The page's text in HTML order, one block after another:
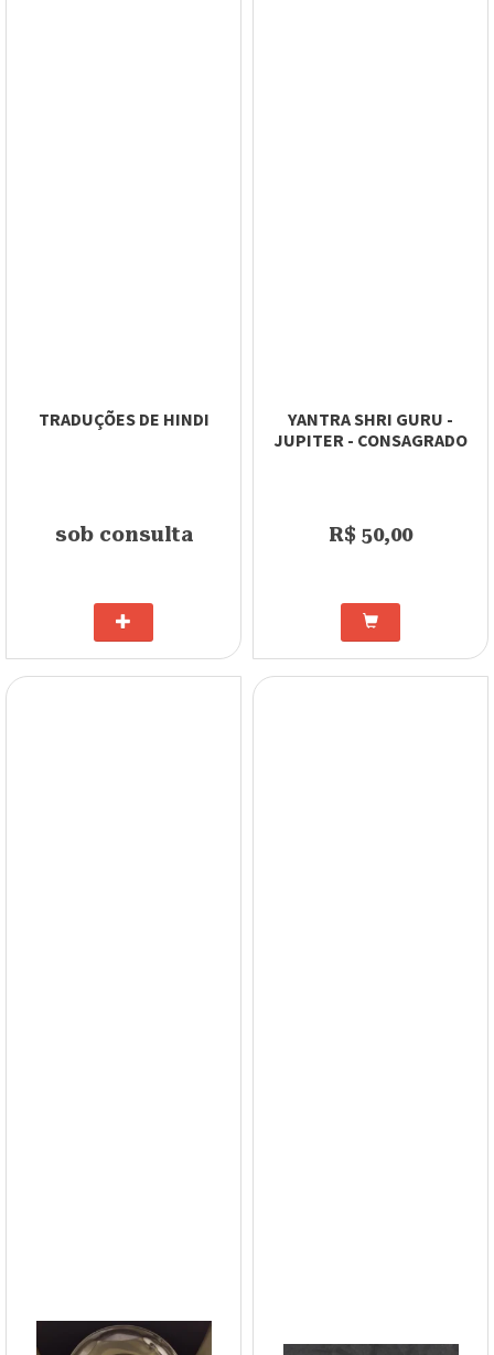
TRADUÇÕES DE HINDI
sob consulta
YANTRA SHRI GURU -
JUPITER - CONSAGRADO
R$ 50,00